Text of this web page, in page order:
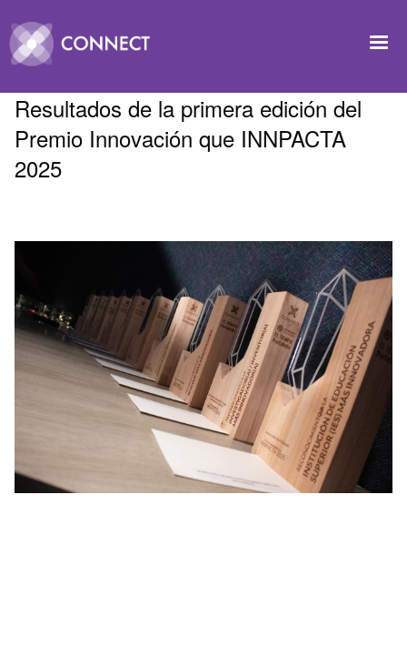
Image
Resultados de la primera edición del
Premio Innovación que INNPACTA
2025